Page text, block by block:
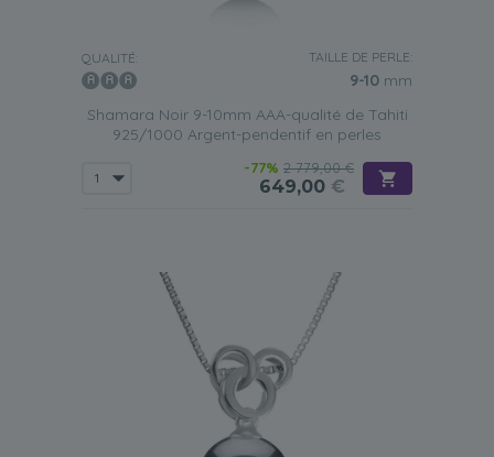
QUALITÉ: TAILLE DE PERLE:
9-10 mm
Shamara Noir 9-10mm AAA-qualité de Tahiti
925/1000 Argent-pendentif en perles
-77% 2 779,00 €
649,00 €